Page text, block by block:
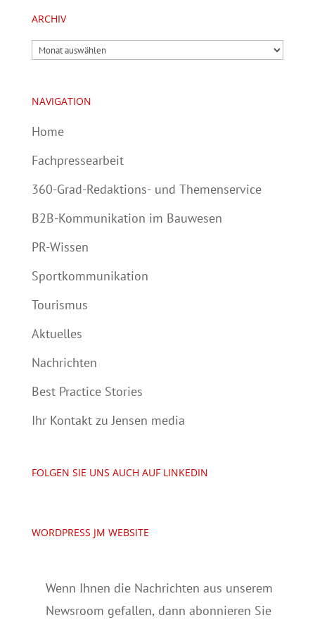
ARCHIV
Archiv
NAVIGATION
Home
Fachpressearbeit
360-Grad-Redaktions- und Themenservice
B2B-Kommunikation im Bauwesen
PR-Wissen
Sportkommunikation
Tourismus
Aktuelles
Nachrichten
Best Practice Stories
Ihr Kontakt zu Jensen media
FOLGEN SIE UNS AUCH AUF LINKEDIN
WORDPRESS JM WEBSITE
Wenn Ihnen die Nachrichten aus unserem
Newsroom gefallen, dann abonnieren Sie